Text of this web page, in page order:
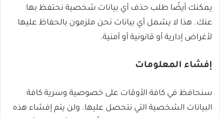
يمكنك أيضًا طلب حذف أي بيانات شخصية نحتفظ بها
عنك. هذا لا يشمل أي بيانات نحن ملزمون بالحفاظ عليها
لأغراض إدارية أو قانونية أو أمنية.
إفشاء المعلومات
سنحافظ في كافة الأوقات على خصوصية وسرية كافة
البيانات الشخصية التي نتحصل عليها. ولن يتم إفشاء هذه